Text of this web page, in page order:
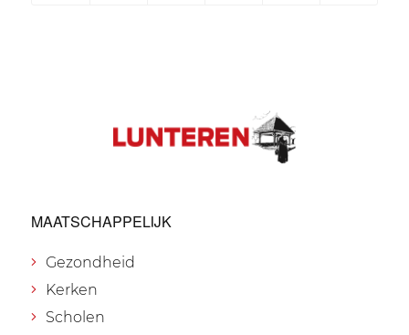
MAATSCHAPPELIJK
Gezondheid
Kerken
Scholen